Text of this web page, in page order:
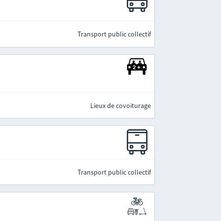
Transport public collectif
Lieux de covoiturage
Transport public collectif